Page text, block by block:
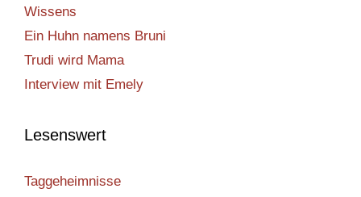
Wissens
Ein Huhn namens Bruni
Trudi wird Mama
Interview mit Emely
Lesenswert
Taggeheimnisse